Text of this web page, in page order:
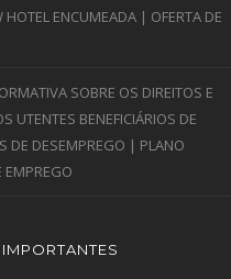
HOTEL ENCUMEADA | OFERTA DE
SOBRE OS DIREITOS E
UTENTES BENEFICIÁRIOS DE
DE DESEMPREGO | PLANO
EMPREGO